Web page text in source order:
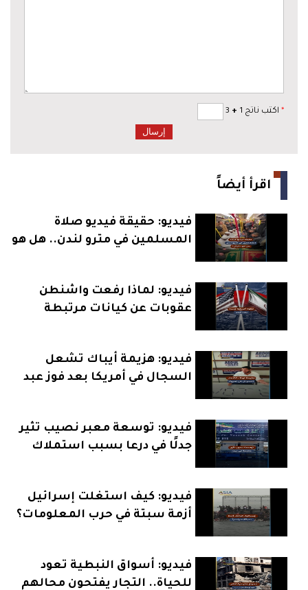
* اكتب ناتج 1 +
اقرأ أيضاً
فيديو: حقيقة فيديو صلاة
المسلمين في مترو لندن.. هل هو
فيديو: لماذا رفعت واشنطن
عقوبات عن كيانات مرتبطة
فيديو: هزيمة أيباك تشعل
السجال في أمريكا بعد فوز عبد
فيديو: توسعة معبر نصيب تثير
جدلًا في درعا بسبب استملاك
فيديو: كيف استغلت إسرائيل
أزمة سبتة في حرب المعلومات؟
فيديو: أسواق النبطية تعود
للحياة.. التجار يفتحون محالهم